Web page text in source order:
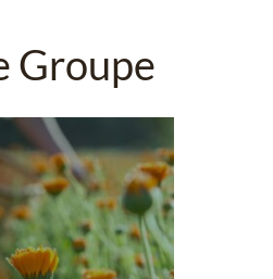
Groupe